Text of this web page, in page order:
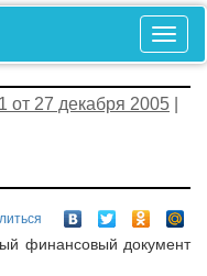
от 27 декабря 2005
финансовый документ